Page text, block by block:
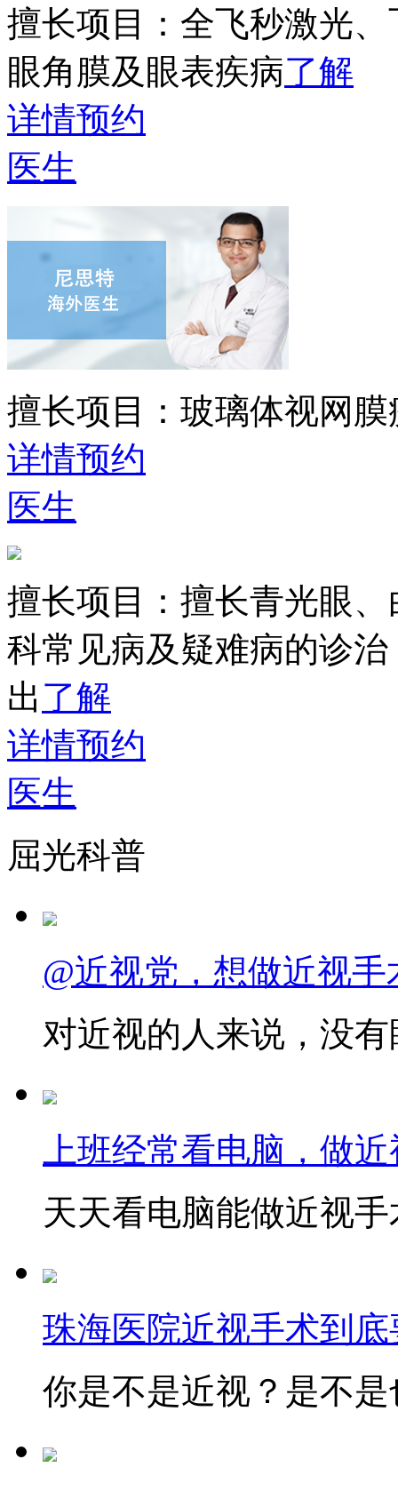
擅长项目： 全飞秒激光
眼角膜及眼表疾病了解
详情预约
医生
擅长项目： 玻璃体视网
详情预约
医生
擅长项目： 擅长青光眼
科常见病及疑难病的诊
出 了解
详情预约
医生
屈光科普
@近视党，想做近视
对近视的人来说，没
上班经常看电脑，做
天天看电脑能做近视
珠海医院近视手术到
你是不是近视？是不